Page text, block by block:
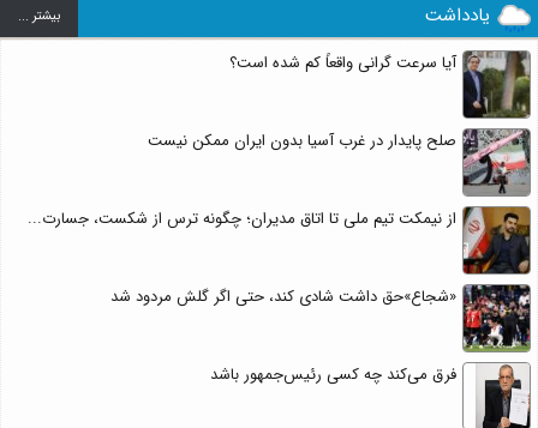
یادداشت بيشتر ...
آیا سرعت گرانی واقعاً کم شده است؟
صلح پایدار در غرب آسیا بدون ایران ممکن نیست
از نیمکت تیم ملی تا اتاق مدیران؛ چگونه ترس از شکست، جسارت...
«شجاع»حق داشت شادی کند، حتی اگر گلش مردود شد
فرق می‌کند چه کسی رئیس‌جمهور باشد